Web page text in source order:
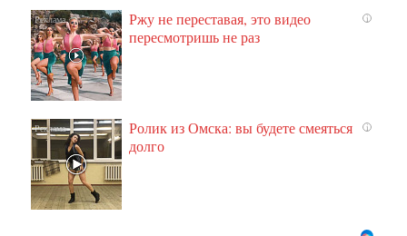
i
Ржу не переставая, это видео
пересмотришь не раз
i
Ролик из Омска: вы будете смеяться
долго